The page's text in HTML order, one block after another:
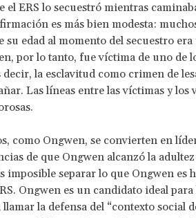
el ERS lo secuestró mientras
es más bien modesta:
su edad al momento del secuestro
por lo tanto, fue víctima de uno de
decir, la esclavitud como crimen de
Las líneas entre las víctimas y los
como Ongwen, se convierten en
de que Ongwen alcanzó la
imposible separar lo que Ongwen es
Ongwen es un candidato ideal
la defensa del “contexto social